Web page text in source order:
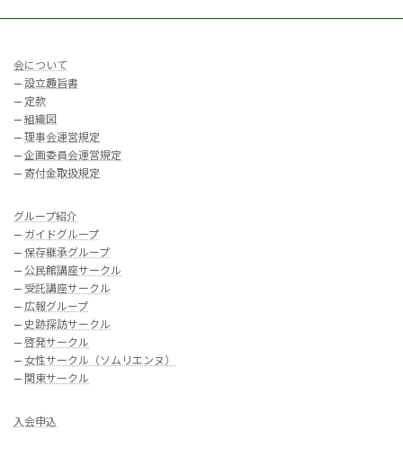
会について
— 設立趣旨書
— 定款
— 組織図
— 理事会運営規定
— 企画委員会運営規定
— 寄付金取扱規定
グループ紹介
— ガイドグループ
— 保存継承グループ
— 公民館講座サークル
— 受託講座サークル
— 広報グループ
— 史跡探訪サークル
— 啓発サークル
— 女性サークル（ソムリエンヌ）
— 関東サークル
入会申込